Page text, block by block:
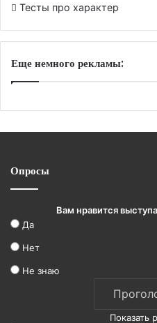
Тесты про характер
Еще немного рекламы:
Опросы
Вам нравится
Да
Нет
Не знаю
Показать